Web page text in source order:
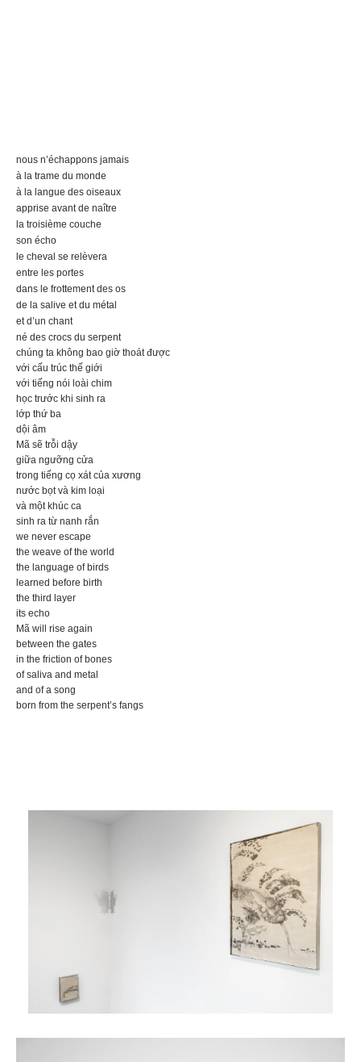
nous n’échappons jamais
à la trame du monde
à la langue des oiseaux
apprise avant de naître
la troisième couche
son écho
le cheval se relèvera
entre les portes
dans le frottement des os
de la salive et du métal
et d’un chant
né des crocs du serpent
chúng ta không bao giờ thoát được
với cấu trúc thế giới
với tiếng nói loài chim
học trước khi sinh ra
lớp thứ ba
dội âm
Mã sẽ trỗi dậy
giữa ngưỡng cửa
trong tiếng cọ xát của xương
nước bọt và kim loại
và một khúc ca
sinh ra từ nanh rắn
we never escape
the weave of the world
the language of birds
learned before birth
the third layer
its echo
Mã will rise again
between the gates
in the friction of bones
of saliva and metal
and of a song
born from the serpent’s fangs